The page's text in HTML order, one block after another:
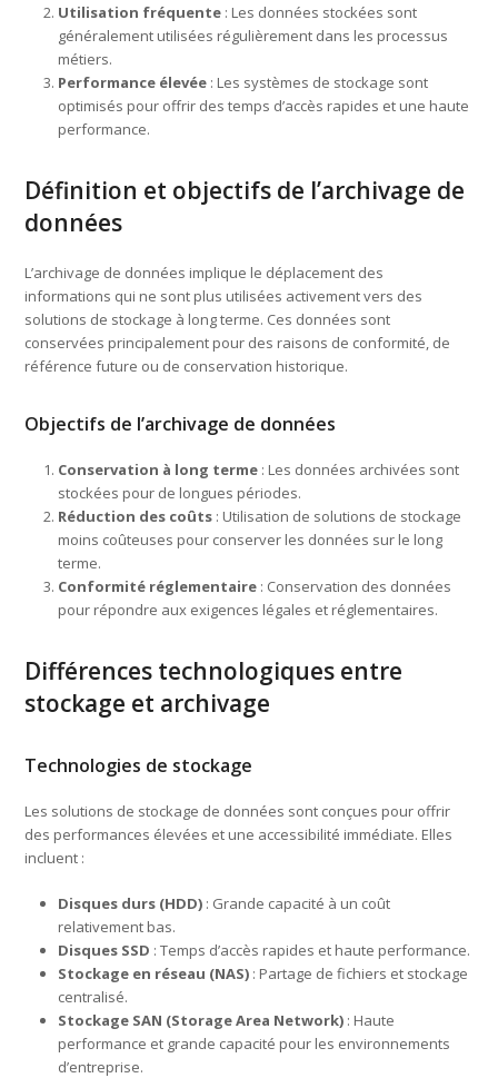
Utilisation fréquente : Les données stockées sont
généralement utilisées régulièrement dans les processus
métiers.
Performance élevée : Les systèmes de stockage sont
optimisés pour offrir des temps d’accès rapides et une haute
performance.
Définition et objectifs de l’archivage de
données
L’archivage de données implique le déplacement des
informations qui ne sont plus utilisées activement vers des
solutions de stockage à long terme. Ces données sont
conservées principalement pour des raisons de conformité, de
référence future ou de conservation historique.
Objectifs de l’archivage de données
Conservation à long terme : Les données archivées sont
stockées pour de longues périodes.
Réduction des coûts : Utilisation de solutions de stockage
moins coûteuses pour conserver les données sur le long
terme.
Conformité réglementaire : Conservation des données
pour répondre aux exigences légales et réglementaires.
Différences technologiques entre
stockage et archivage
Technologies de stockage
Les solutions de stockage de données sont conçues pour offrir
des performances élevées et une accessibilité immédiate. Elles
incluent :
Disques durs (HDD) : Grande capacité à un coût
relativement bas.
Disques SSD : Temps d’accès rapides et haute performance.
Stockage en réseau (NAS) : Partage de fichiers et stockage
centralisé.
Stockage SAN (Storage Area Network) : Haute
performance et grande capacité pour les environnements
d’entreprise.